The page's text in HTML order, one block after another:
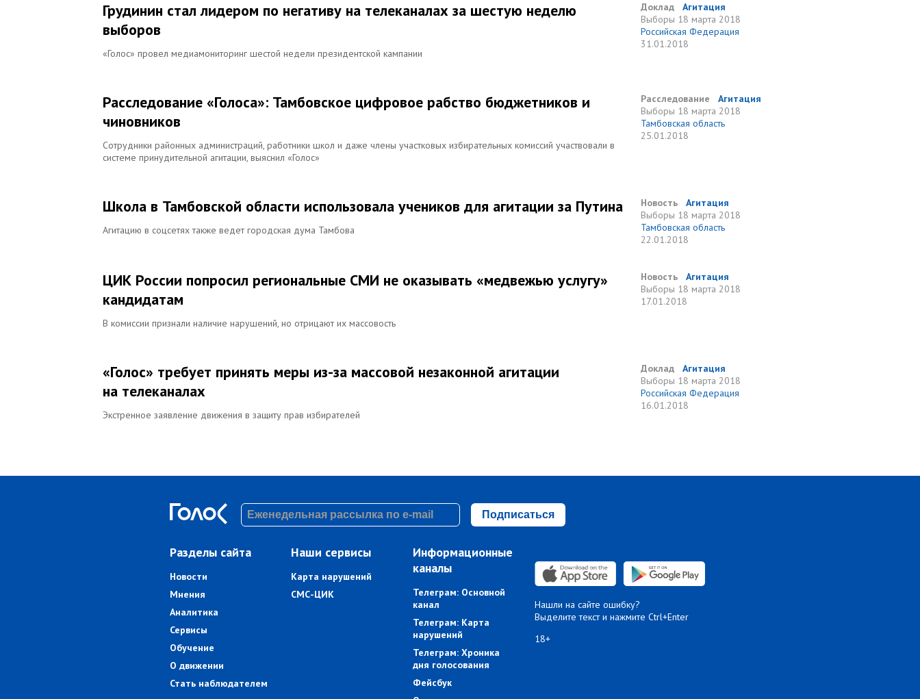
Грудинин стал лидером по негативу на телеканалах за шестую неделю
выборов
«Голос» провел медиамониторинг шестой недели президентской кампании
Доклад
Агитация
Выборы 18 марта 2018
Российская Федерация
31.01.2018
Расследование «Голоса»: Тамбовское цифровое рабство бюджетников и
чиновников
Сотрудники районных администраций, работники школ и даже члены участковых избирательных комиссий участвовали в
системе принудительной агитации, выяснил «Голос»
Расследование
Агитация
Выборы 18 марта 2018
Тамбовская область
25.01.2018
Школа в Тамбовской области использовала учеников для агитации за Путина
Агитацию в соцсетях также ведет городская дума Тамбова
Новость
Агитация
Выборы 18 марта 2018
Тамбовская область
22.01.2018
ЦИК России попросил региональные СМИ не оказывать «медвежью услугу»
кандидатам
В комиссии признали наличие нарушений, но отрицают их массовость
Новость
Агитация
Выборы 18 марта 2018
17.01.2018
«Голос» требует принять меры из-за массовой незаконной агитации
на телеканалах
Экстренное заявление движения в защиту прав избирателей
Доклад
Агитация
Выборы 18 марта 2018
Российская Федерация
16.01.2018
Подписаться
Разделы сайта
Новости
Мнения
Аналитика
Сервисы
Обучение
О движении
Стать наблюдателем
Наши сервисы
Карта нарушений
СМС-ЦИК
Информационные
каналы
Телеграм: Основной
канал
Телеграм: Карта
нарушений
Телеграм: Хроника
дня голосования
Фейсбук
Нашли на сайте ошибку?
Выделите текст и нажмите Ctrl+Enter
18+